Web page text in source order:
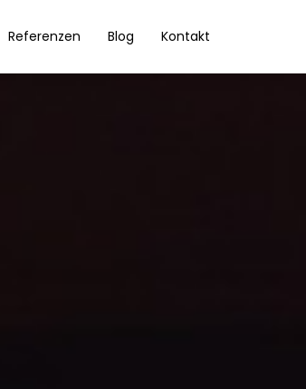
Referenzen Blog Kontakt